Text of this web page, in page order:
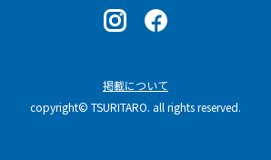
掲載について
copyright© TSURITARO. all rights reserved.